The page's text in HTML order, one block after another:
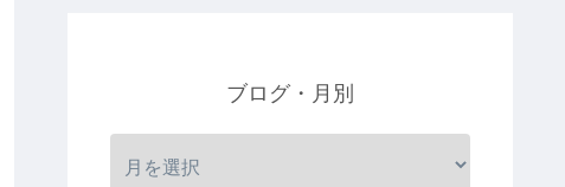
ブログ・月別